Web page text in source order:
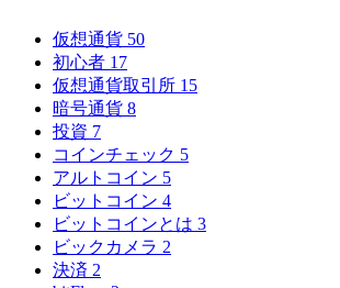
仮想通貨 50
初心者 17
仮想通貨取引所 15
暗号通貨 8
投資 7
コインチェック 5
アルトコイン 5
ビットコイン 4
ビットコインとは 3
ビックカメラ 2
決済 2